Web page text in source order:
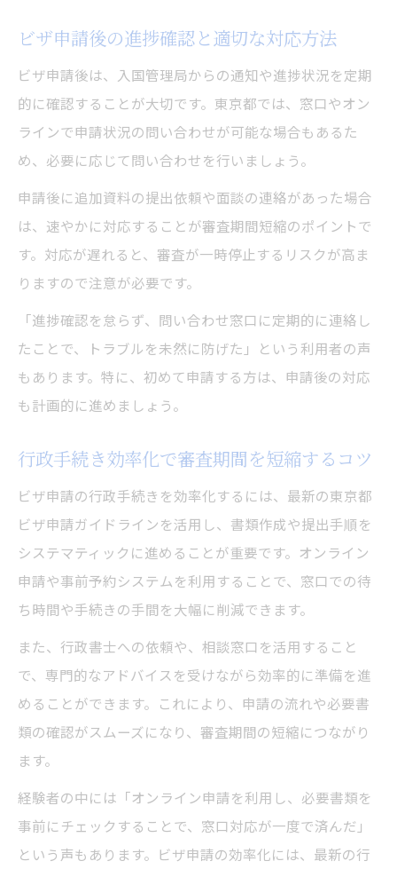
ビザ申請後の進捗確認と適切な対応方法
ビザ申請後は、入国管理局からの通知や進捗状況を定期
的に確認することが大切です。東京都では、窓口やオン
ラインで申請状況の問い合わせが可能な場合もあるた
め、必要に応じて問い合わせを行いましょう。
申請後に追加資料の提出依頼や面談の連絡があった場合
は、速やかに対応することが審査期間短縮のポイントで
す。対応が遅れると、審査が一時停止するリスクが高ま
りますので注意が必要です。
「進捗確認を怠らず、問い合わせ窓口に定期的に連絡し
たことで、トラブルを未然に防げた」という利用者の声
もあります。特に、初めて申請する方は、申請後の対応
も計画的に進めましょう。
行政手続き効率化で審査期間を短縮するコツ
ビザ申請の行政手続きを効率化するには、最新の東京都
ビザ申請ガイドラインを活用し、書類作成や提出手順を
システマティックに進めることが重要です。オンライン
申請や事前予約システムを利用することで、窓口での待
ち時間や手続きの手間を大幅に削減できます。
また、行政書士への依頼や、相談窓口を活用すること
で、専門的なアドバイスを受けながら効率的に準備を進
めることができます。これにより、申請の流れや必要書
類の確認がスムーズになり、審査期間の短縮につながり
ます。
経験者の中には「オンライン申請を利用し、必要書類を
事前にチェックすることで、窓口対応が一度で済んだ」
という声もあります。ビザ申請の効率化には、最新の行